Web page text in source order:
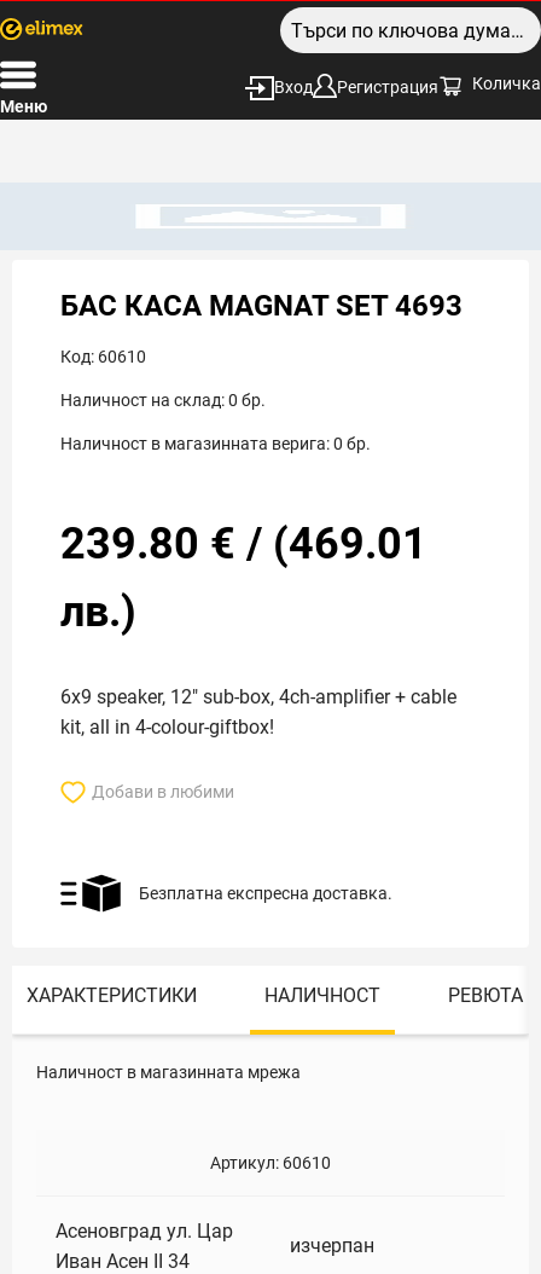
Меню
Вход Регистрация Количка
БАС КАСА MAGNAT SET 4693
Код: 60610
Наличност на склад:0 бр.
Наличност в магазинната верига:0 бр.
239.80 € / (469.01
лв.)
6x9 speaker, 12" sub-box, 4ch-amplifier + cable
kit, all in 4-colour-giftbox!
Добави в любими
Безплатна експресна доставка.
ХАРАКТЕРИСТИКИ НАЛИЧНОСТ РЕВЮТА
Наличност в магазинната мрежа
Артикул: 60610
Асеновград ул. Цар
Иван Асен II 34
изчерпан